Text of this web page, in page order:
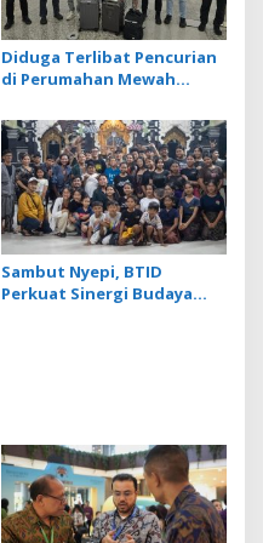
Diduga Terlibat Pencurian
di Perumahan Mewah
Diamankan Imigrasi
Ngurah Rai
Sambut Nyepi, BTID
Perkuat Sinergi Budaya